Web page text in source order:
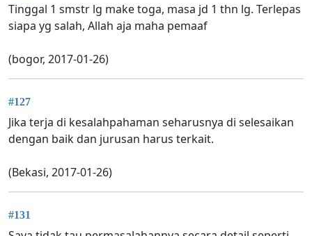
Tinggal 1 smstr lg make toga, masa jd 1 thn lg. Terlepas
siapa yg salah, Allah aja maha pemaaf
(bogor, 2017-01-26)
#127
Jika terja di kesalahpahaman seharusnya di selesaikan
dengan baik dan jurusan harus terkait.
(Bekasi, 2017-01-26)
#131